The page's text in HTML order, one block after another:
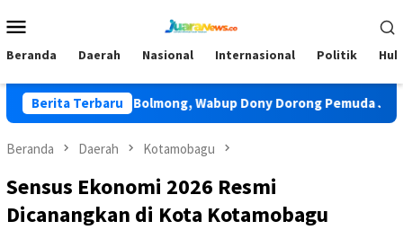
ke
Mobile
Beranda Daerah Nasional Internasional Politik
Berita Terbaru
TIDAR Bolmong, Wabup Dony Dorong Pemuda Jadi
Beranda Daerah Kotamobagu
Sensus Ekonomi 2026 Resmi
Dicanangkan di Kota Kotamobagu